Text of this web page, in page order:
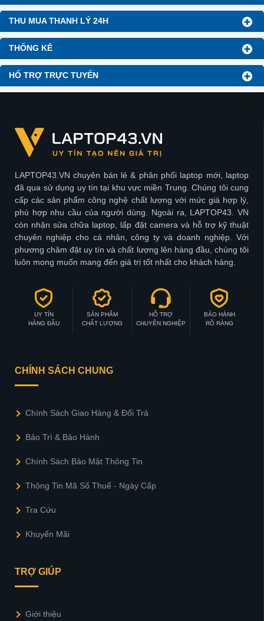
THU MUA THANH LÝ 24H
THỐNG KÊ
HỔ TRỢ TRỰC TUYẾN
LAPTOP43.VN chuyên bán lẻ & phân phối laptop mới, laptop
đã qua sử dụng uy tín tại khu vực miền Trung. Chúng tôi cung
cấp các sản phẩm công nghệ chất lượng với mức giá hợp lý,
phù hợp nhu cầu của người dùng. Ngoài ra, LAPTOP43. VN
còn nhận sửa chữa laptop, lấp đặt camera và hỗ trợ kỹ thuật
chuyên nghiệp cho cá nhân, công ty và doanh nghiệp. Với
phương châm đặt uy tín và chất lượng lên hàng đầu, chúng tôi
luôn mong muốn mang đến giá trị tốt nhất cho khách hàng.
UY TÍN
HÀNG ĐẦU
SẢN PHẨM
CHẤT LƯỢNG
HỖ TRỢ
CHUYÊN NGHIỆP
BẢO HÀNH
RÕ RÀNG
CHÍNH SÁCH CHUNG
Chính Sách Giao Hàng & Đổi Trả
Bảo Trì & Bảo Hành
Chính Sách Bảo Mật Thông Tin
Thông Tin Mã Số Thuế - Ngày Cấp
Tra Cứu
Khuyến Mãi
TRỢ GIÚP
Giới thiệu